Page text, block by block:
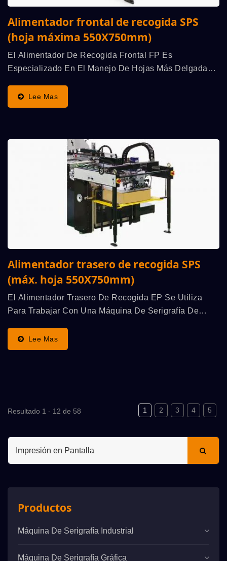
Alimentador frontal de recogida SPS
(hoja máxima 550X750mm)
El Alimentador De Recogida Frontal FP Es
Especializado En El Manejo De Hojas Más Delgadas,
Impresión De Pantalla De Cilindro Automática De Alta
Velocidad...
Lee Mas
Alimentador trasero de recogida SPS
(máx. hoja 550X750mm)
El Alimentador Trasero De Recogida EP Se Utiliza
Para Trabajar Con Una Máquina De Serigrafía De
Funcionando De Forma Sincronizada, Resaltando Las
Ventajas...
Lee Mas
Resultado 1 - 12 de 58 1 2 3 4 5
Productos
Máquina De Serigrafía Industrial
Máquina De Serigrafía Gráfica